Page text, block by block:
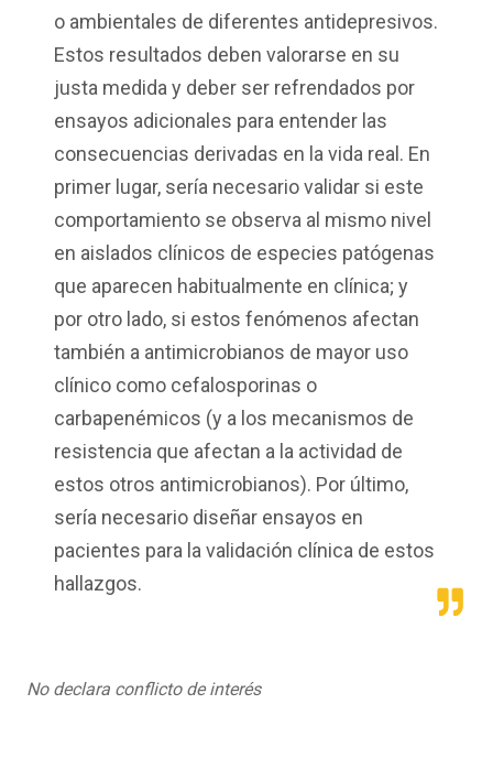
o ambientales de diferentes antidepresivos.
Estos resultados deben valorarse en su
justa medida y deber ser refrendados por
ensayos adicionales para entender las
consecuencias derivadas en la vida real. En
primer lugar, sería necesario validar si este
comportamiento se observa al mismo nivel
en aislados clínicos de especies patógenas
que aparecen habitualmente en clínica; y
por otro lado, si estos fenómenos afectan
también a antimicrobianos de mayor uso
clínico como cefalosporinas o
carbapenémicos (y a los mecanismos de
resistencia que afectan a la actividad de
estos otros antimicrobianos). Por último,
sería necesario diseñar ensayos en
pacientes para la validación clínica de estos
hallazgos.
No declara conflicto de interés